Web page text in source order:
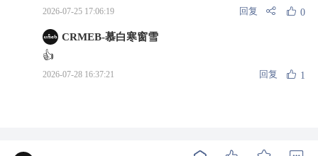
2026-07-25 17:06:19 回复 0
CRMEB-慕白寒窗雪
👍
2026-07-28 16:37:21 回复 1